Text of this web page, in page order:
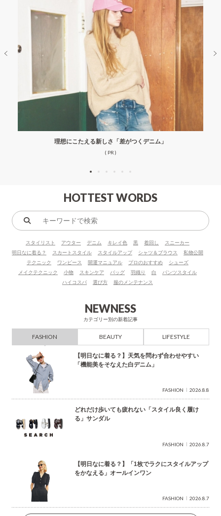
理想にこたえる新しさ「差がつくデニム」
( PR )
HOTTEST WORDS
キ
ワ
ー
ド
で
スタイリスト アウター デニム キレイ色 黒 着回し
スニーカー
明日なに着る？
スカートスタイル スタイルアップ シャツ＆ブラウス
私物公開
テクニック
ワンピース 開運マニュアル プロのおすすめ
シューズ
メイクテクニック
小物 スキンケア バッグ 羽織り 白
パンツスタイル
ハイコスパ
選び方 服のメンテナンス
NEWNESS
カテゴリー別の新着記事
FASHION BEAUTY LIFESTYLE
【明日なに着る？】天気を問わず合わせやすい
「機能美をそなえた白デニム」
FASHION 2026.8.8
どれだけ歩いても疲れない「スタイル良く履け
る」サンダル
FASHION 2026.8.7
【明日なに着る？】「1枚でラクにスタイルアップ
をかなえる」オールインワン
FASHION 2026.8.7